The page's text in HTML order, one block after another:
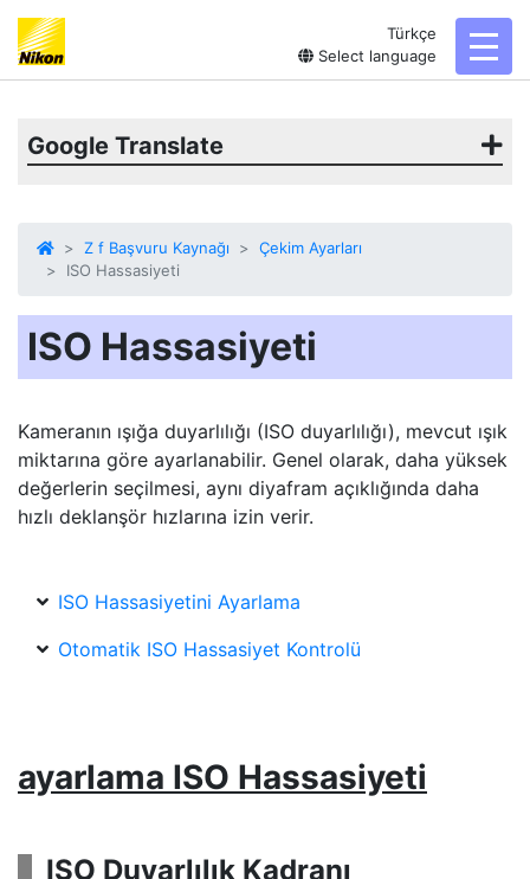
Türkçe
Select language
Google Translate
Z f Başvuru Kaynağı
Çekim Ayarları
ISO Hassasiyeti
ISO Hassasiyeti
Kameranın ışığa duyarlılığı (ISO duyarlılığı), mevcut ışık
miktarına göre ayarlanabilir. Genel olarak, daha yüksek
değerlerin seçilmesi, aynı diyafram açıklığında daha
hızlı deklanşör hızlarına izin verir.
ISO Hassasiyetini Ayarlama
Otomatik ISO Hassasiyet Kontrolü
ayarlama ISO Hassasiyeti
ISO Duyarlılık Kadranı